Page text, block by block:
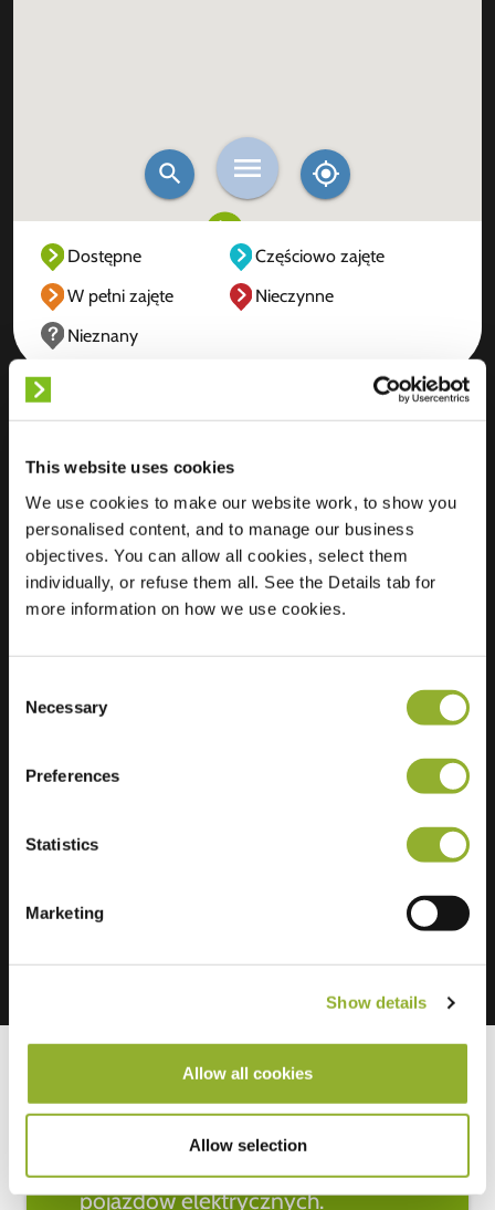
This website uses cookies
We use cookies to make our website work, to show you
personalised content, and to manage our business
objectives. You can allow all cookies, select them
individually, or refuse them all. See the Details tab for
more information on how we use cookies.
Selection
Necessary
Preferences
Statistics
Marketing
Show details
Allow all cookies
Allow selection
Dostępne
Częściowo zajęte
W pełni zajęte
Nieczynne
Nieznany
Pavialaan 15
6663 EC Lent
Holandia
Regular Charging 2 of 2 available
Dodatkowe informacje
Bądź na bieżąco z najnowszymi
wiadomościami na temat
pojazdów elektrycznych.